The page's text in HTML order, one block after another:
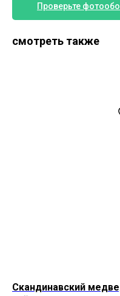
Проверьте
смотреть также
Скандинавский